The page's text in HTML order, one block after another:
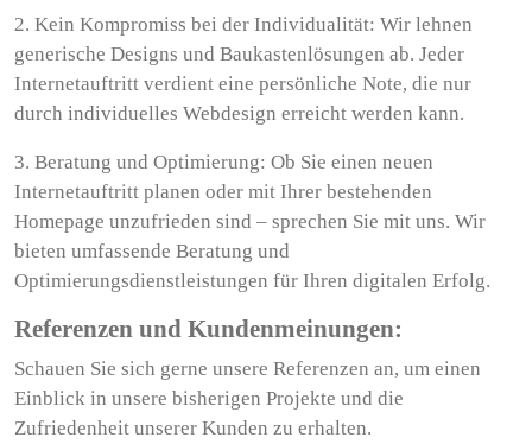
2. Kein Kompromiss bei der Individualität: Wir lehnen
generische Designs und Baukastenlösungen ab. Jeder
Internetauftritt verdient eine persönliche Note, die nur
durch individuelles Webdesign erreicht werden kann.
3. Beratung und Optimierung: Ob Sie einen neuen
Internetauftritt planen oder mit Ihrer bestehenden
Homepage unzufrieden sind – sprechen Sie mit uns. Wir
bieten umfassende Beratung und
Optimierungsdienstleistungen für Ihren digitalen Erfolg.
Referenzen und Kundenmeinungen:
Schauen Sie sich gerne unsere Referenzen an, um einen
Einblick in unsere bisherigen Projekte und die
Zufriedenheit unserer Kunden zu erhalten.